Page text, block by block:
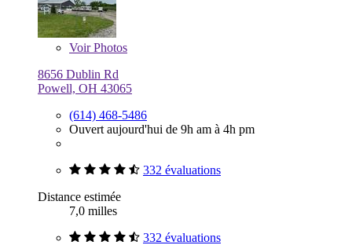
VoirPhotos
8656 Dublin Rd
Powell, OH 43065
(614) 468-5486
Ouvert aujourd'hui de 9h am à 4h pm
332 évaluations
Distance estimée
7,0 milles
332 évaluations